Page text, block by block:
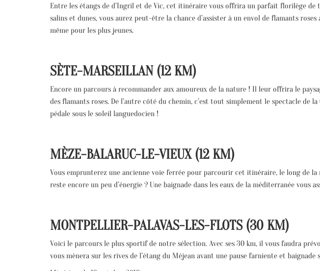
Entre les étangs de d’Ingril et de Vic, cet itinéraire vous offrira un parfait florilège
salins et dunes, vous aurez peut-être la chance d’assister à un envol de flamants roses
même pour les plus jeunes.
SÈTE-MARSEILLAN (12 KM)
Encore un parcours à recommander aux amoureux de la nature ! Il leur offrira le
des flamants roses. De l’autre côté du chemin, c’est tout simplement le spectacle de
pédale sous le soleil languedocien !
MÈZE-BALARUC-LE-VIEUX (12 KM)
Vous emprunterez une ancienne voie ferrée pour parcourir cet itinéraire, le long de la
reste encore un peu d’énergie ? Une baignade dans les eaux de la méditerranée
MONTPELLIER-PALAVAS-LES-FLOTS (30 KM)
Voici le parcours le plus sportif de notre sélection. Avec ses 30 km, il vous faudra
vous mènera sur les rives de l’étang du Méjean avant une pause farniente et